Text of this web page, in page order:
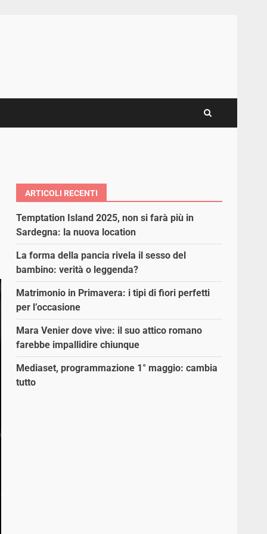
ARTICOLI RECENTI
Temptation Island 2025, non si farà più in
Sardegna: la nuova location
La forma della pancia rivela il sesso del
bambino: verità o leggenda?
Matrimonio in Primavera: i tipi di fiori perfetti
per l’occasione
Mara Venier dove vive: il suo attico romano
farebbe impallidire chiunque
Mediaset, programmazione 1° maggio: cambia
tutto